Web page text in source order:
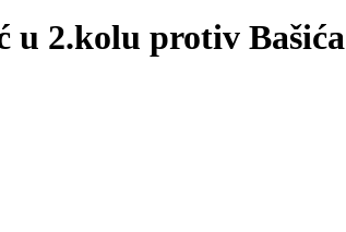
2.kolu protiv Bašića